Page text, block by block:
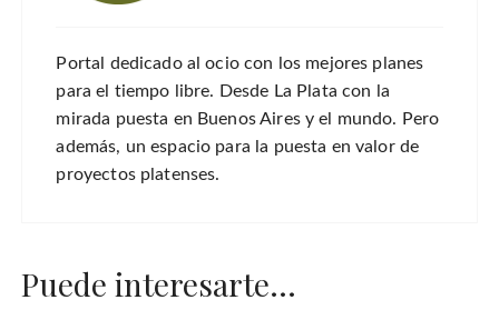
Portal dedicado al ocio con los mejores planes
para el tiempo libre. Desde La Plata con la
mirada puesta en Buenos Aires y el mundo. Pero
además, un espacio para la puesta en valor de
proyectos platenses.
Puede interesarte...